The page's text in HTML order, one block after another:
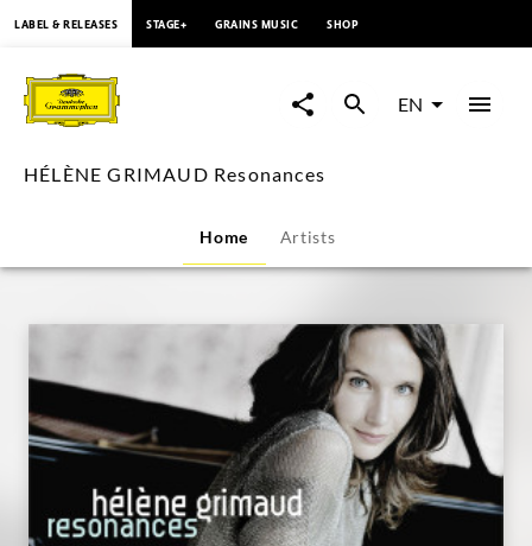
HÉLÈNE
GRIMAUD
Resonances
Deutsche
Grammophon
LABEL & RELEASES STAGE+ GRAINS MUSIC SHOP
EN
HÉLÈNE GRIMAUD Resonances
Home Artists